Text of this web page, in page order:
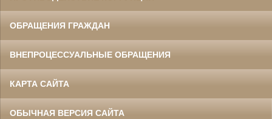
ОБРАЩЕНИЯ ГРАЖДАН
ВНЕПРОЦЕССУАЛЬНЫЕ ОБРАЩЕНИЯ
КАРТА САЙТА
ОБЫЧНАЯ ВЕРСИЯ САЙТА